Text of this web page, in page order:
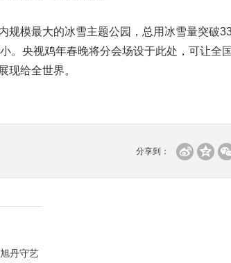
模最大的冰雪主题公园，总用冰雪量突破
。央视鸡年春晚将分会场设于此处，可让全
现给全世界。
分享到：
丹守艺